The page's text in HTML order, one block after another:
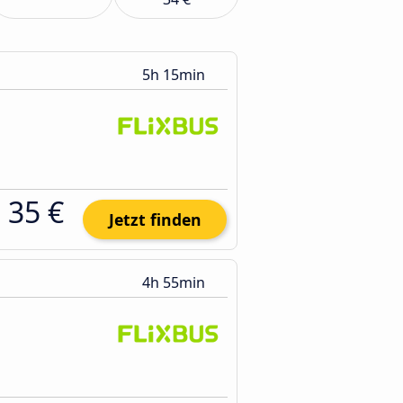
5h 15min
35 € Jetzt finden
4h 55min